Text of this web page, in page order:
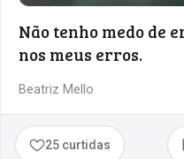
Não tenho medo de
nos meus erros.
Beatriz Mello
25 curtidas